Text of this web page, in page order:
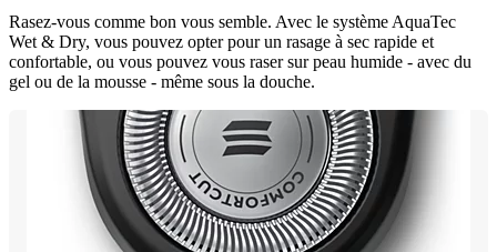
Rasez-vous comme bon vous semble. Avec le système AquaTec
Wet & Dry, vous pouvez opter pour un rasage à sec rapide et
confortable, ou vous pouvez vous raser sur peau humide - avec du
gel ou de la mousse - même sous la douche.